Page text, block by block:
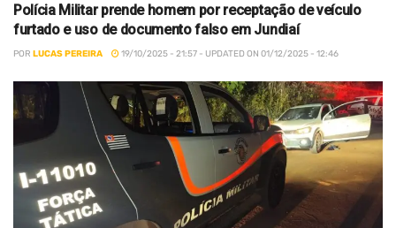
Polícia Militar prende homem por receptação de veículo
furtado e uso de documento falso em Jundiaí
POR LUCAS PEREIRA 19/10/2025 - 21:57 - UPDATED ON 01/12/2025 - 12:46